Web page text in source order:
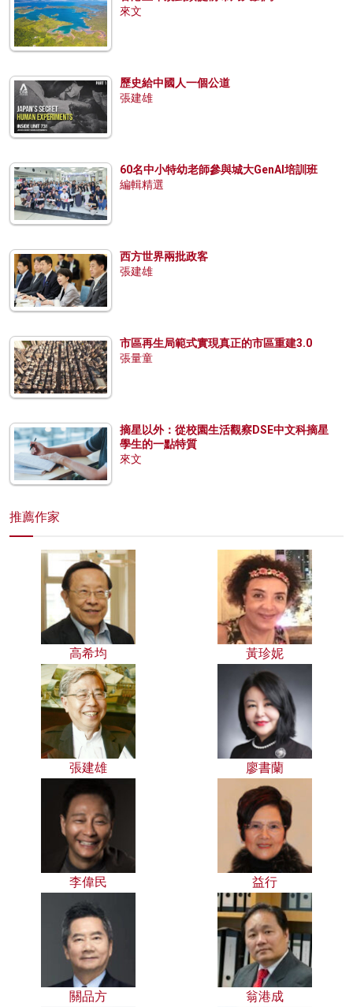
來文
歷史給中國人一個公道
張建雄
60名中小特幼老師參與城大GenAI培訓班
編輯精選
西方世界兩批政客
張建雄
市區再生局範式實現真正的市區重建3.0
張量童
摘星以外：從校園生活觀察DSE中文科摘星
學生的一點特質
來文
推薦作家
高希均 黃珍妮
張建雄 廖書蘭
李偉民 益行
關品方 翁港成